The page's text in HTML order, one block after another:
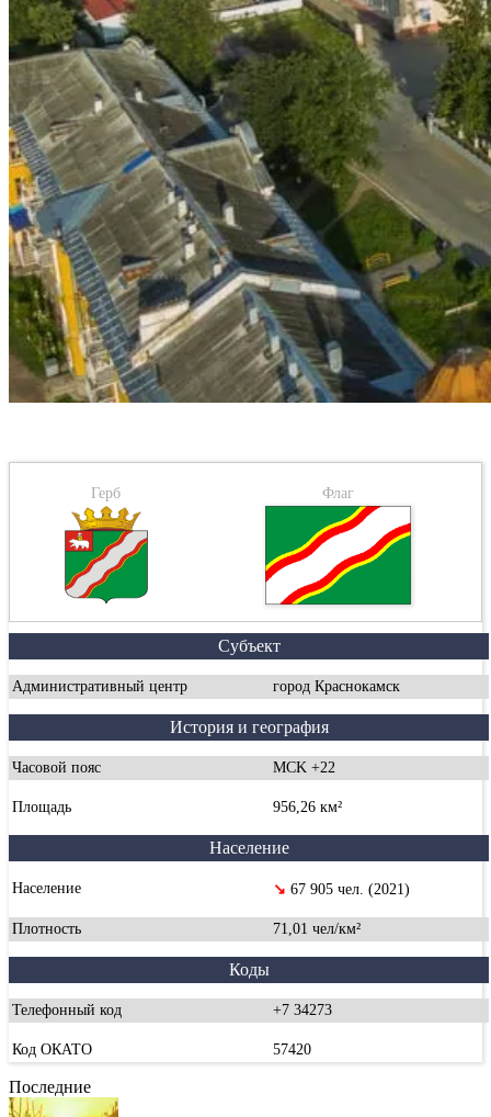
Герб Флаг
Субъект
Административный центр город Краснокамск
История и география
Часовой пояс MCK +22
Площадь 956,26 км²
Население
Население ↘ 67 905 чел. (2021)
Плотность 71,01 чел/км²
Коды
Телефонный код +7 34273
Код ОКАТО 57420
Последние